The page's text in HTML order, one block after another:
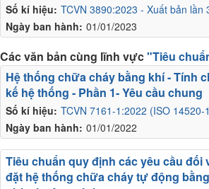
Số kí hiệu: TCVN 3890:2023 - Xuất bản lần
Ngày ban hành: 01/01/2023
Các văn bản cùng lĩnh vực"Tiêu
Số kí hiệu: TCVN 7161-1:2022 (ISO
Ngày ban hành: 01/01/2022
Hệ thống chữa cháy bằng khí - Tính
kế hệ thống - Phần 1- Yêu cầu chung
Tiêu chuẩn quy định các yêu cầu đối
đặt hệ thống chữa cháy tự động